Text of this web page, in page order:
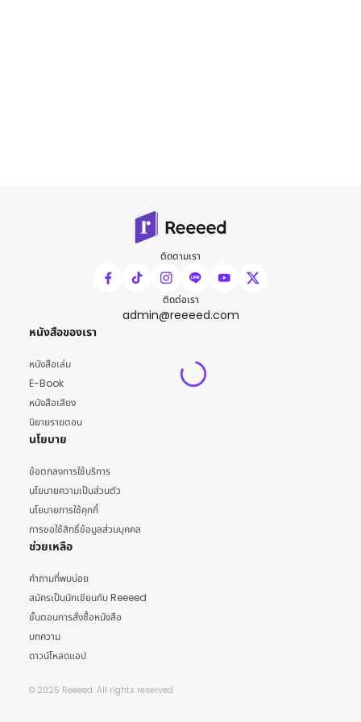
ติดตามเรา
ติดต่อเรา
admin@reeeed.com
หนังสือของเรา
หนังสือเล่ม
E-Book
หนังสือเสียง
นิยายรายตอน
นโยบาย
ข้อตกลงการใช้บริการ
นโยบายความเป็นส่วนตัว
นโยบายการใช้คุกกี้
การขอใช้สิทธิ์ข้อมูลส่วนบุคคล
ช่วยเหลือ
คำถามที่พบบ่อย
สมัครเป็นนักเขียนกับ Reeeed
ขั้นตอนการสั่งซื้อหนังสือ
บทความ
ดาวน์โหลดแอป
© 2025 Reeeed. All rights reserved.